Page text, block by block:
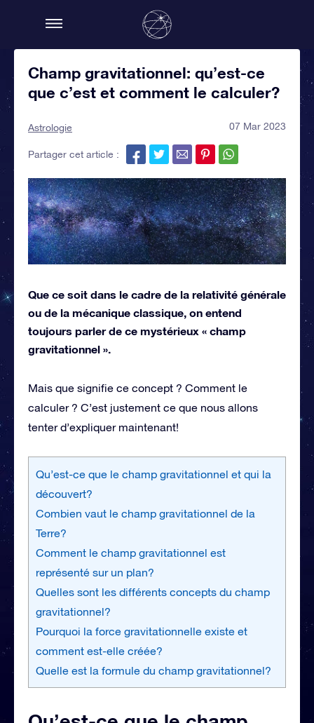
Champ gravitationnel: qu’est-ce
que c’est et comment le calculer?
Astrologie 07 Mar 2023
Partager cet article :
Que ce soit dans le cadre de la relativité générale
ou de la mécanique classique, on entend
toujours parler de ce mystérieux « champ
gravitationnel ».
Mais que signifie ce concept ? Comment le
calculer ? C’est justement ce que nous allons
tenter d’expliquer maintenant!
Qu’est-ce que le champ gravitationnel et qui la
découvert?
Combien vaut le champ gravitationnel de la
Terre?
Comment le champ gravitationnel est
représenté sur un plan?
Quelles sont les différents concepts du champ
gravitationnel?
Pourquoi la force gravitationnelle existe et
comment est-elle créée?
Quelle est la formule du champ gravitationnel?